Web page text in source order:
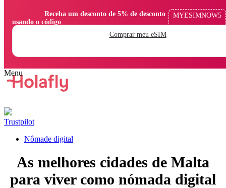
usando o código
MYESIMNOW5
Comprar meu eSIM
Trustpilot
Nômade digital
As melhores cidades de Malta
para viver como nómada digital